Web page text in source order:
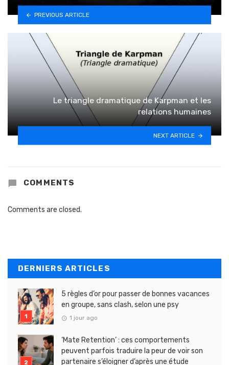
PREVIOUS ARTICLE
Le triangle dramatique de Karpman et les
relations humaines
NEXT ARTICLE
COMMENTS
Comments are closed.
DERNIERS ARTICLES
5 règles d’or pour passer de bonnes vacances
en groupe, sans clash, selon une psy
1 jour ago
‘Mate Retention’ : ces comportements
peuvent parfois traduire la peur de voir son
partenaire s’éloigner d’après une étude